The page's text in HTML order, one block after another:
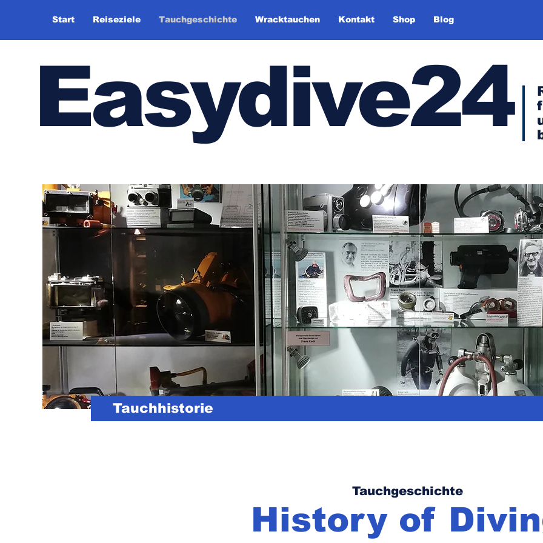
Start Reiseziele Tauchgeschichte Wracktauchen Kontakt Shop Blog
Easydive24
Tauchhistorie
Tauchgeschichte
History of